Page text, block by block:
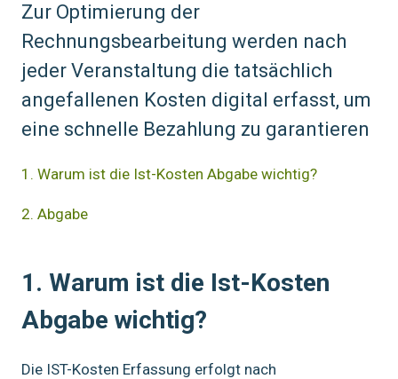
Zur Optimierung der
Rechnungsbearbeitung werden nach
jeder Veranstaltung die tatsächlich
angefallenen Kosten digital erfasst, um
eine schnelle Bezahlung zu garantieren
1. Warum ist die Ist-Kosten Abgabe wichtig?
2. Abgabe
1. Warum ist die Ist-Kosten
Abgabe wichtig?
Die IST-Kosten Erfassung erfolgt nach